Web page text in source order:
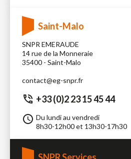
Saint-Malo
SNPR EMERAUDE
14 rue de la Monneraie
35400 - Saint-Malo
contact@eg-snpr.fr
+33 (0)2 23 15 45 44
Du lundi au vendredi
8h30-12h00 et 13h30-17h30